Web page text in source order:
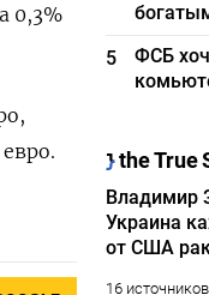
0,3%
5
ФСБ